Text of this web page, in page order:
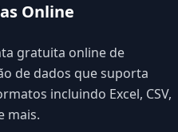
Online
gratuita online de
de dados que suporta
incluindo Excel, CSV,
mais.